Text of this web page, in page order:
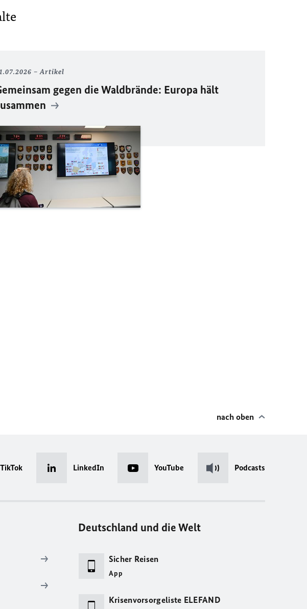
Artikel
gegen die Waldbrände: Europa hält
nach oben
TikTok LinkedIn YouTube Podcasts
Deutschland und die Welt
Sicher Reisen
App
Krisenvorsorgeliste ELEFAND